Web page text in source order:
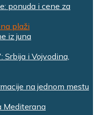
ponuda i cene za
iz juna
i Vojvodina,
na jednom mestu
Mediterana